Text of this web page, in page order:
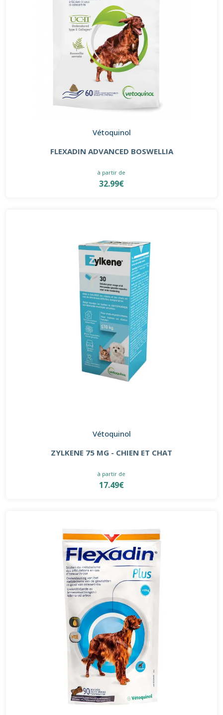
Vétoquinol
FLEXADIN ADVANCED BOSWELLIA
à partir de
32.99€
Vétoquinol
ZYLKENE 75 MG - CHIEN ET CHAT
à partir de
17.49€